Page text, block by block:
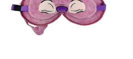
Dostava i plaćanje
TV serija proizvodi